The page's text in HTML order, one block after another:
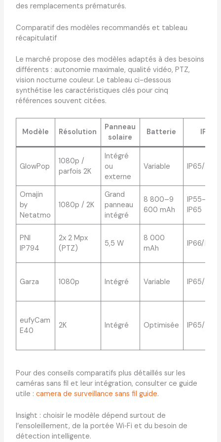
des remplacements prématurés.
Comparatif des modèles recommandés et tableau
récapitulatif
Le marché propose des modèles adaptés à des besoins
différents : autonomie maximale, qualité vidéo, PTZ,
vision nocturne couleur. Le tableau ci-dessous
synthétise les caractéristiques clés pour cinq
références souvent citées.
Modèle Résolution
Panneau
solaire
Batterie IP
GlowPop
1080p /
parfois 2K
Intégré
ou
externe
Variable IP65/IP66
Omajin
by
Netatmo
1080p / 2K
Grand
panneau
intégré
8 800–9
600 mAh
IP55–
IP65
PNI
IP794
2x 2 Mpx
(PTZ)
5,5 W
8 000
mAh
IP66/IP67
Garza 1080p Intégré Variable IP65/IP66
eufyCam
E40
2K Intégré Optimisée IP65/IP67
Pour des conseils comparatifs plus détaillés sur les
caméras sans fil et leur intégration, consulter ce guide
utile : camera de surveillance sans fil guide.
Insight : choisir le modèle dépend surtout de
l’ensoleillement, de la portée Wi‑Fi et du besoin de
détection intelligente.